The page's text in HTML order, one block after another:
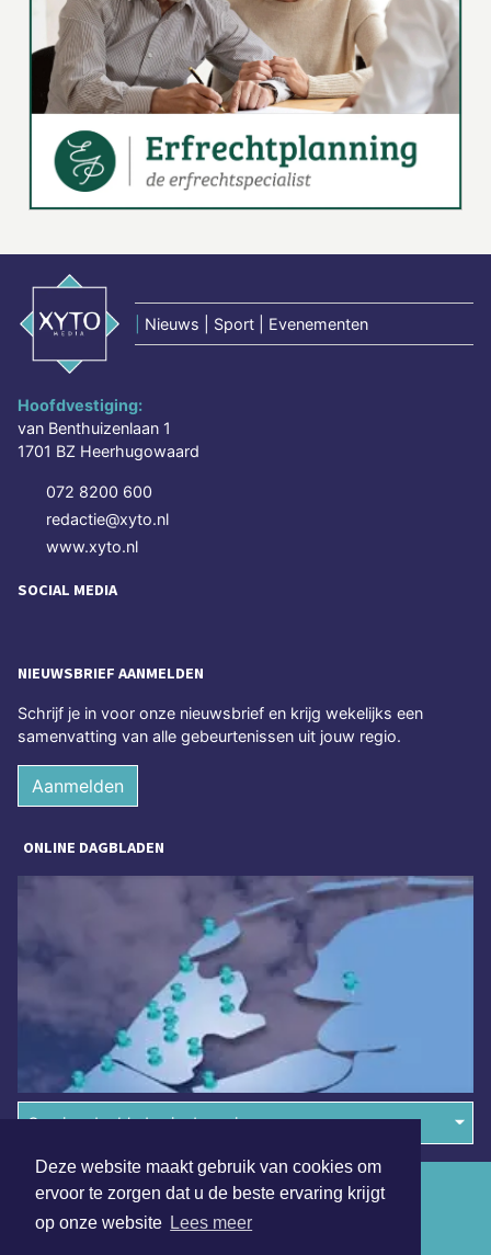
Deze website maakt gebruik van cookies om
ervoor te zorgen dat u de beste ervaring krijgt
op onze website Lees meer
Nieuws | Sport | Evenementen
Hoofdvestiging:
van Benthuizenlaan 1
1701 BZ Heerhugowaard
072 8200 600
redactie@xyto.nl
www.xyto.nl
SOCIAL MEDIA
NIEUWSBRIEF AANMELDEN
Schrijf je in voor onze nieuwsbrief en krijg wekelijks een
samenvatting van alle gebeurtenissen uit jouw regio.
Aanmelden
ONLINE DAGBLADEN
Overige dagbladen in de regio
Algemene voorwaarden
Disclaimer